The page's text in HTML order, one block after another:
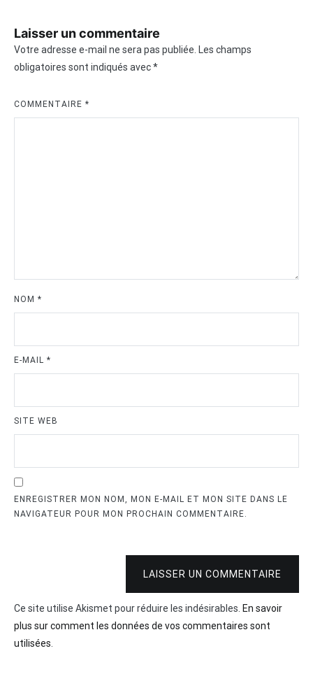
Laisser un commentaire
Votre adresse e-mail ne sera pas publiée. Les champs
obligatoires sont indiqués avec*
COMMENTAIRE *
NOM *
E-MAIL *
SITE WEB
ENREGISTRER MON NOM, MON E-MAIL ET MON SITE DANS LE
NAVIGATEUR POUR MON PROCHAIN COMMENTAIRE.
LAISSER UN COMMENTAIRE
Ce site utilise Akismet pour réduire les indésirables. En savoir
plus sur comment les données de vos commentaires sont
utilisées